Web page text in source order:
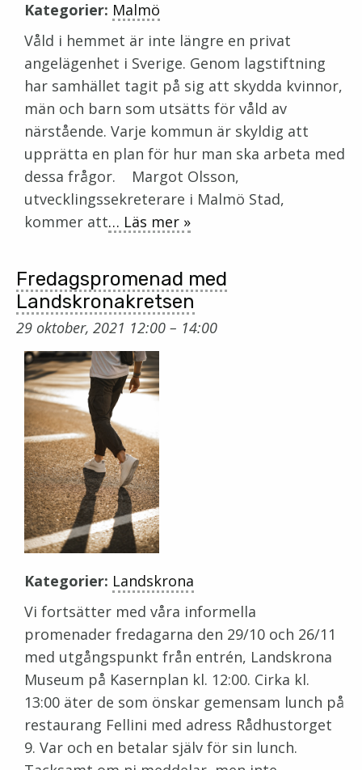
Kategorier: Malmö
Våld i hemmet är inte längre en privat
angelägenhet i Sverige. Genom lagstiftning
har samhället tagit på sig att skydda kvinnor,
män och barn som utsätts för våld av
närstående. Varje kommun är skyldig att
upprätta en plan för hur man ska arbeta med
dessa frågor. Margot Olsson,
utvecklingssekreterare i Malmö Stad,
kommer att… Läs mer »
Fredagspromenad med
Landskronakretsen
29 oktober, 2021 12:00 – 14:00
Kategorier: Landskrona
Vi fortsätter med våra informella
promenader fredagarna den 29/10 och 26/11
med utgångspunkt från entrén, Landskrona
Museum på Kasernplan kl. 12:00. Cirka kl.
13:00 äter de som önskar gemensam lunch på
restaurang Fellini med adress Rådhustorget
9. Var och en betalar själv för sin lunch.